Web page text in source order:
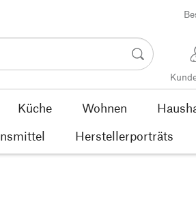
Küche Wohnen
Herstellerporträts